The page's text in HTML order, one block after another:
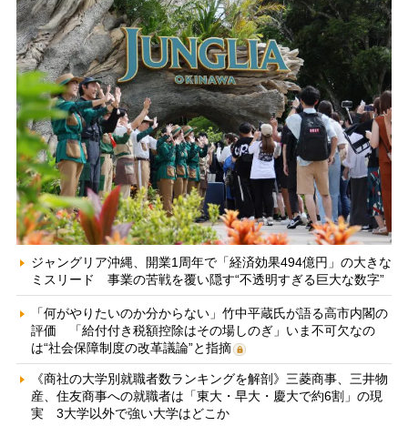
ジャングリア沖縄、開業1周年で「経済効果494億円」の大きな
ミスリード 事業の苦戦を覆い隠す“不透明すぎる巨大な数字”
「何がやりたいのか分からない」竹中平蔵氏が語る高市内閣の
評価 「給付付き税額控除はその場しのぎ」いま不可欠なの
は“社会保障制度の改革議論”と指摘
《商社の大学別就職者数ランキングを解剖》三菱商事、三井物
産、住友商事への就職者は「東大・早大・慶大で約6割」の現
実 3大学以外で強い大学はどこか